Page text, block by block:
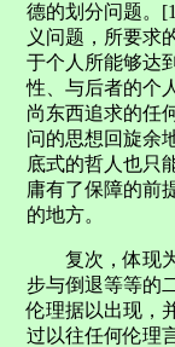
德的划分问题。
义问题，所要求
于个人所能够达
性、与后者的个
尚东西追求的任
问的思想回旋余
底式的哲人也只
庸有了保障的前
的地方。
复次，体现为
步与倒退等等的
伦理据以出现，
过以往任何伦理